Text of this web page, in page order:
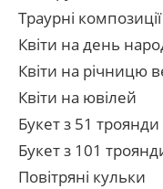
Траурні композиції
Квіти на день
Квіти на річницю
Квіти на ювілей
Букет з 51 троянди
Букет з 101
Повітряні кульки